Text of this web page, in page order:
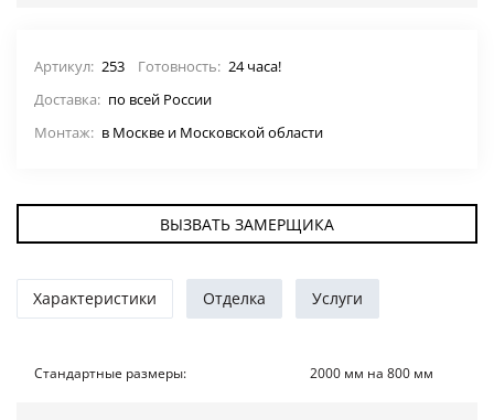
СТАВНИ НА ОКНА (22)
ДВЕРИ С ТЕРМОРАЗРЫВОМ
УСЛУГИ
О НАС
Артикул: 253 Готовность: 24 часа!
Доставка: по всей России
Монтаж: в Москве и Московской области
ВЫЗВАТЬ ЗАМЕРЩИКА
Характеристики Отделка Услуги
Стандартные размеры: 2000 мм на 800 мм